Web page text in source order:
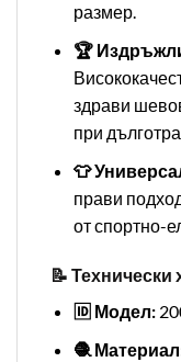
размер.
🏆
здрави
при
👕
прави
от спортно-
📝 Технически
🆔 Модел:
🧶